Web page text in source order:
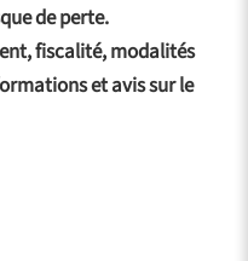
de perte.
fiscalité, modalités
et avis sur le